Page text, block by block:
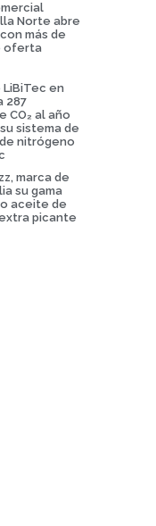
Norte abre
más de
oferta
LiBiTec en
287
CO₂ al año
sistema de
nitrógeno
marca de
su gama
aceite de
picante